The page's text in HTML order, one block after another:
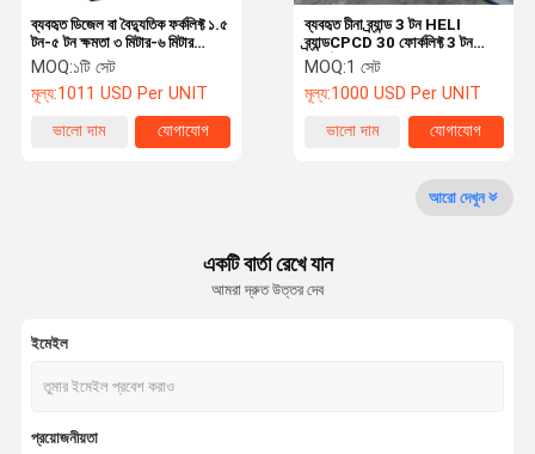
কারখানা ভ্রমণ মান নিয়ন্ত্রণ
আমাদের সাথে
খবর
ব্যবহৃত চীনা ব্র্যান্ড 3 টন HELI
ব্র্যান্ডCPCD 30 ফোর্কলিফ্ট 3 টন
ফোর্কলিফ্ট চীনের সস্তা সেকেন্ড হ্যান্ড
মেশিন
MOQ:1 সেট
মূল্য:1000 USD Per UNIT
ভালো দাম
যোগাযোগ
ব্যবহৃত ডিজেল বা বৈদ্যুতিক ফর্কলিফ্ট ১.৫
টন-৫ টন ক্ষমতা ৩ মিটার-৬ মিটার
উত্তোলন মূল উপাদান আসল ইঞ্জিন
স্টকে
MOQ:১টি সেট
মূল্য:1011 USD Per UNIT
ভালো দাম
যোগাযোগ
আরো দেখুন
একটি বার্তা রেখে যান
আমরা দ্রুত উত্তর দেব
ইমেইল
প্রয়োজনীয়তা